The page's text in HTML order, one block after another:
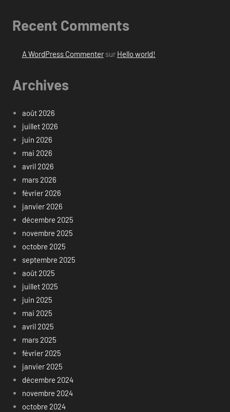
Recent Comments
A WordPress Commentersur Hello world!
Archives
août 2026
juillet 2026
juin 2026
mai 2026
avril 2026
mars 2026
février 2026
janvier 2026
décembre 2025
novembre 2025
octobre 2025
septembre 2025
août 2025
juillet 2025
juin 2025
mai 2025
avril 2025
mars 2025
février 2025
janvier 2025
décembre 2024
novembre 2024
octobre 2024